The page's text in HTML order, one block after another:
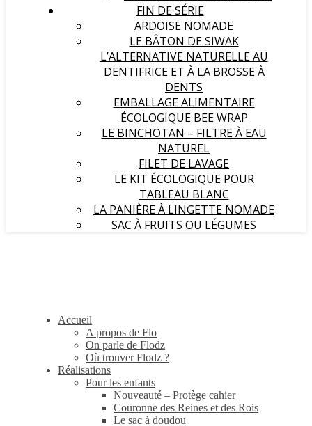
FIN DE SÉRIE
ARDOISE NOMADE
LE BÂTON DE SIWAK
L’ALTERNATIVE NATURELLE AU
DENTIFRICE ET À LA BROSSE À
DENTS
EMBALLAGE ALIMENTAIRE
ÉCOLOGIQUE BEE WRAP
LE BINCHOTAN – FILTRE À EAU
NATUREL
FILET DE LAVAGE
LE KIT ÉCOLOGIQUE POUR
TABLEAU BLANC
LA PANIÈRE À LINGETTE NOMADE
SAC À FRUITS OU LÉGUMES
Accueil
A propos de Flo
On parle de Flodz
Où trouver Flodz ?
Réalisations
Pour les enfants
Nouveauté – Protège cahier
Couronne des Reines et des Rois
Le sac à doudou